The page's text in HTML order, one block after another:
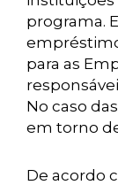
programa.
para as
No caso
em torno
De acordo